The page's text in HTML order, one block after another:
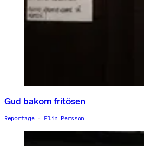
Gud bakom fritösen
Reportage Elin Persson